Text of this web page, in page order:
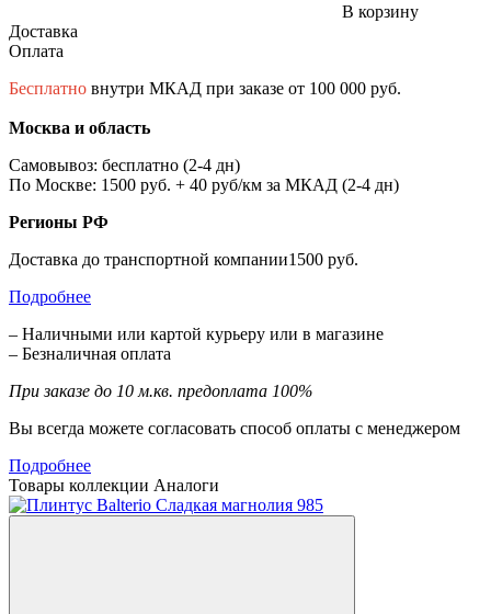
В корзину
Доставка
Оплата
Бесплатно внутри МКАД при заказе от 100 000 руб.
Москва и область
Самовывоз: бесплатно (2-4 дн)
По Москве: 1500 руб. + 40 руб/км за МКАД (2-4 дн)
Регионы РФ
Доставка до транспортной компании1500 руб.
Подробнее
– Наличными или картой курьеру или в магазине
– Безналичная оплата
При заказе до 10 м.кв. предоплата 100%
Вы всегда можете согласовать способ оплаты с менеджером
Подробнее
Товары коллекции Аналоги